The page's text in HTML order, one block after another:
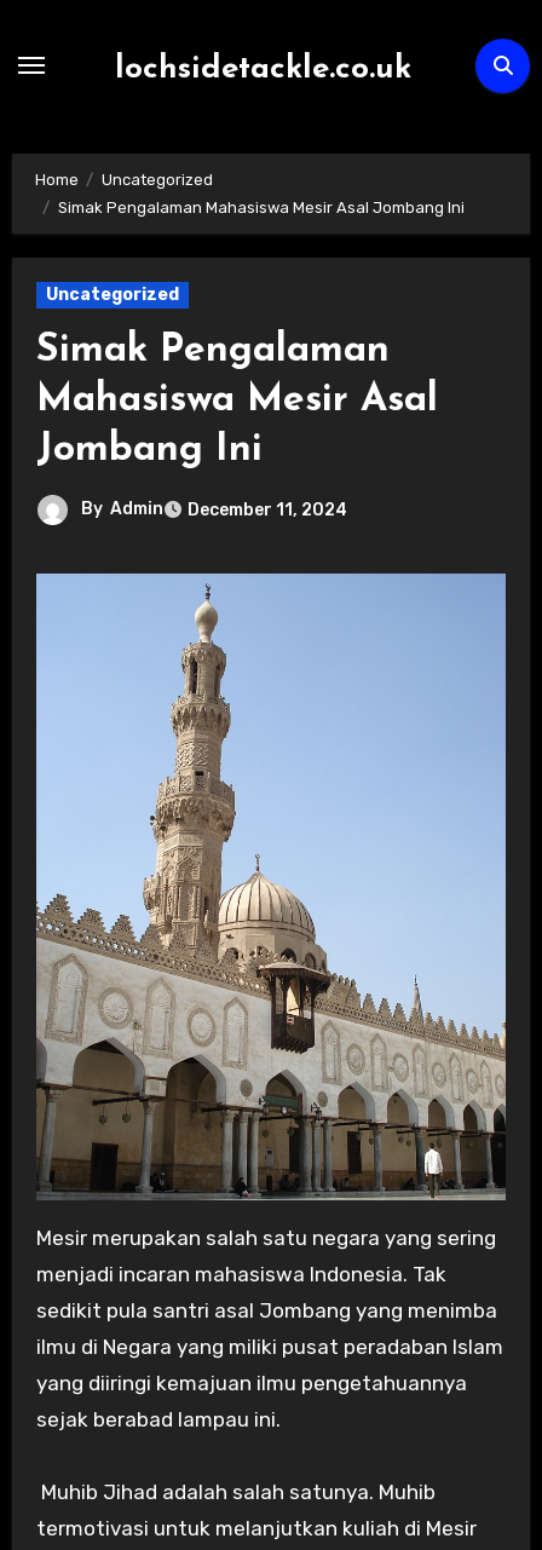
lochsidetackle.co.uk
Home
Uncategorized
Simak Pengalaman Mahasiswa Mesir Asal Jombang Ini
Uncategorized
Simak Pengalaman
Mahasiswa Mesir Asal
Jombang Ini
By Admin December 11, 2024
Mesir merupakan salah satu negara yang sering
menjadi incaran mahasiswa Indonesia. Tak
sedikit pula santri asal Jombang yang menimba
ilmu di Negara yang miliki pusat peradaban Islam
yang diiringi kemajuan ilmu pengetahuannya
sejak berabad lampau ini.
Muhib Jihad adalah salah satunya. Muhib
termotivasi untuk melanjutkan kuliah di Mesir